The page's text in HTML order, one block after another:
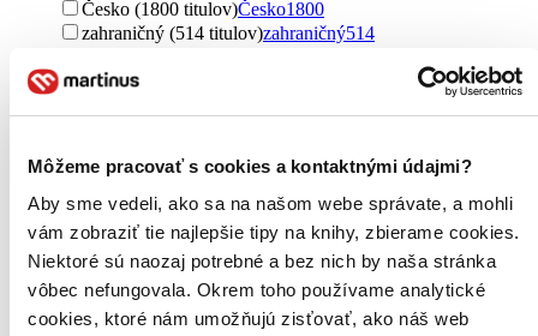
Môžeme pracovať s cookies a kontaktnými údajmi?
Aby sme vedeli, ako sa na našom webe správate, a mohli
vám zobraziť tie najlepšie tipy na knihy, zbierame cookies.
Niektoré sú naozaj potrebné a bez nich by naša stránka
vôbec nefungovala. Okrem toho používame analytické
cookies, ktoré nám umožňujú zisťovať, ako náš web
Česko (1800 titulov)Česko1800
zahraničný (514 titulov)zahraničný514
Spojené kráľovstvo (69 titulov)
Spojené kráľovstvo69
Čína (11 titulov)Čína11
severský (9 titulov) severský9
Ukrajina (7 titulov)Ukrajina7
Švédsko (6 titulov)
Švédsko
Írsko (5 titulov)Írsko5
Južná Kórea (5 titulov) Južná Kórea5
Belgicko (3 tituly)Belgicko3